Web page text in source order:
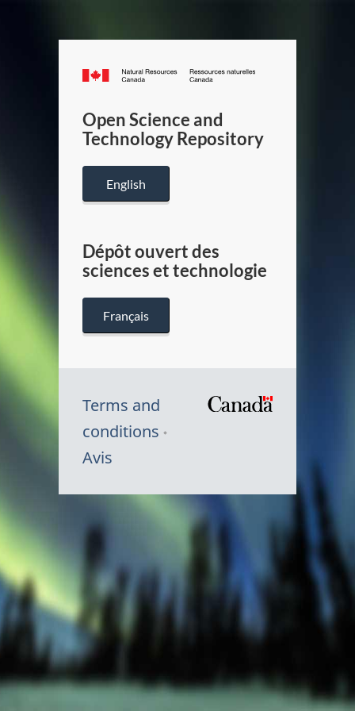
Canada.ca
/
Canada
Open Science and
Technology Repository
English
Dépôt ouvert des
sciences et technologie
Français
Terms and
conditions
Avis
Canada